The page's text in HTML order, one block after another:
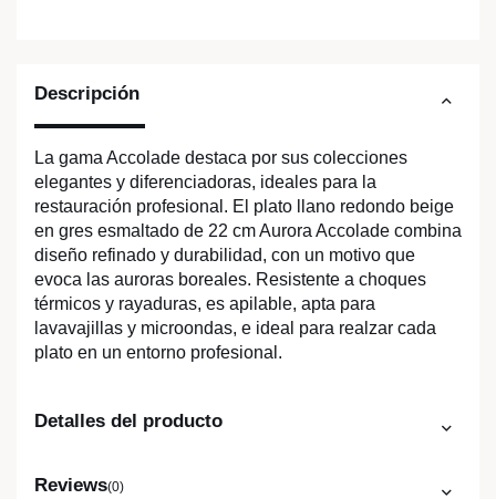
Descripción
La gama Accolade destaca por sus colecciones
elegantes y diferenciadoras, ideales para la
restauración profesional. El plato llano redondo beige
en gres esmaltado de 22 cm Aurora Accolade combina
diseño refinado y durabilidad, con un motivo que
evoca las auroras boreales. Resistente a choques
térmicos y rayaduras, es apilable, apta para
lavavajillas y microondas, e ideal para realzar cada
plato en un entorno profesional.
Detalles del producto
Reviews(0)